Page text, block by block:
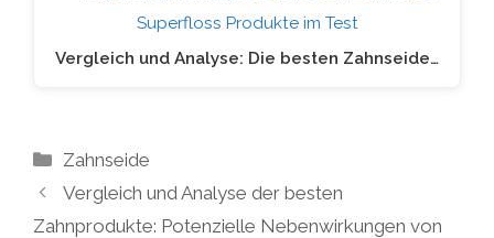
Vergleich und Analyse: Die besten Zahnseide…
Kategorien
Zahnseide
Vergleich und Analyse der besten
Zahnprodukte: Potenzielle Nebenwirkungen von